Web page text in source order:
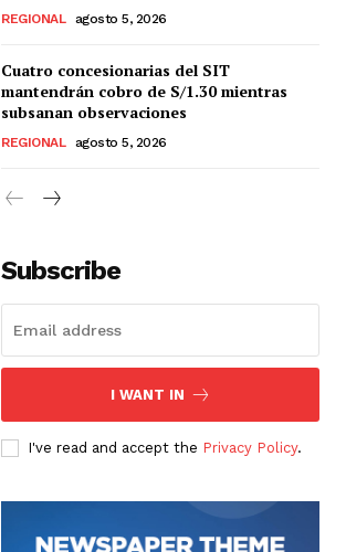
REGIONAL agosto 5, 2026
Cuatro concesionarias del SIT
mantendrán cobro de S/1.30 mientras
subsanan observaciones
REGIONAL agosto 5, 2026
Subscribe
I WANT IN
I've read and accept the Privacy Policy.